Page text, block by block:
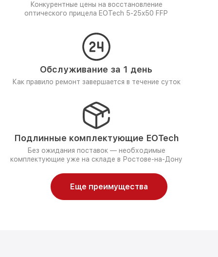
Конкурентные цены на восстановление
оптического прицела EOTech 5-25x50 FFP
Обслуживание за 1 день
Как правило ремонт завершается в течение суток
Подлинные комплектующие EOTech
Без ожидания поставок — необходимые
комплектующие уже на складе в Ростове-на-Дону
Еще преимущества